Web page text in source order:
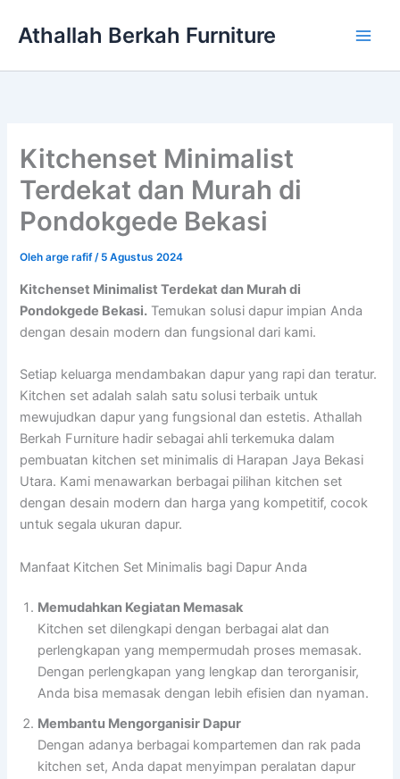
Athallah Berkah Furniture
Kitchenset Minimalist
Terdekat dan Murah di
Pondokgede Bekasi
Oleharge rafif/ 5 Agustus 2024
Kitchenset Minimalist Terdekat dan Murah di
Pondokgede Bekasi. Temukan solusi dapur impian Anda
dengan desain modern dan fungsional dari kami.
Setiap keluarga mendambakan dapur yang rapi dan teratur.
Kitchen set adalah salah satu solusi terbaik untuk
mewujudkan dapur yang fungsional dan estetis. Athallah
Berkah Furniture hadir sebagai ahli terkemuka dalam
pembuatan kitchen set minimalis di Harapan Jaya Bekasi
Utara. Kami menawarkan berbagai pilihan kitchen set
dengan desain modern dan harga yang kompetitif, cocok
untuk segala ukuran dapur.
Manfaat Kitchen Set Minimalis bagi Dapur Anda
Memudahkan Kegiatan Memasak
Kitchen set dilengkapi dengan berbagai alat dan
perlengkapan yang mempermudah proses memasak.
Dengan perlengkapan yang lengkap dan terorganisir,
Anda bisa memasak dengan lebih efisien dan nyaman.
Membantu Mengorganisir Dapur
Dengan adanya berbagai kompartemen dan rak pada
kitchen set, Anda dapat menyimpan peralatan dapur